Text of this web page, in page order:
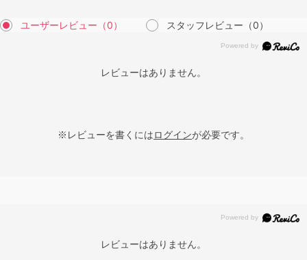
ユーザーレビュー （0） スタッフレビュー （0）
レビューはありません。
※レビューを書くにはログインが必要です。
レビューはありません。